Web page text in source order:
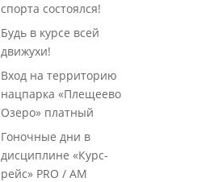
спорта состоялся!
Будь в курсе всей
движухи!
Вход на территорию
нацпарка «Плещеево
Озеро» платный
Гоночные дни в
дисциплине «Курс-
рейc» PRO / AM